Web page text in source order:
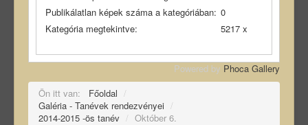
Publikálatlan képek száma a kategóriában: 0
Kategória megtekintve:
5217 x
Powered by Phoca Gallery
Ön itt van:
Főoldal /
Galéria - Tanévek rendezvényei /
2014-2015 -ös tanév / Október 6.